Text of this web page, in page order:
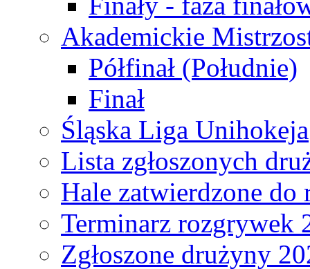
Akademickie
Półfinał (Południe)
Finał
Śląska Liga Unihokeja
Lista zgłoszonych
Hale zatwierdzone do
Terminarz rozgrywek
Zgłoszone drużyny